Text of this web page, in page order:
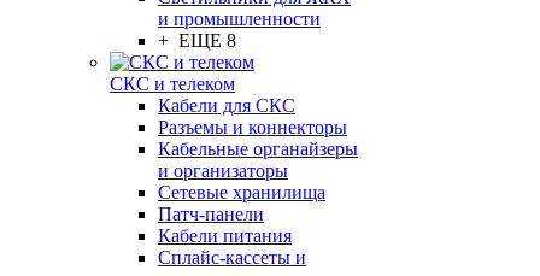
и промышленности
+ ЕЩЕ 8
СКС и телеком
Кабели для СКС
Разъемы и коннекторы
Кабельные органайзеры
и организаторы
Сетевые хранилища
Патч-панели
Кабели питания
Сплайс-кассеты и